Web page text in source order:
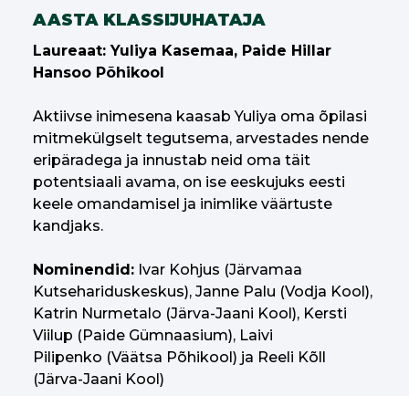
AASTA KLASSIJUHATAJA
Laureaat: Yuliya Kasemaa, Paide Hillar
Hansoo Põhikool
Aktiivse inimesena kaasab Yuliya oma õpilasi
mitmekülgselt tegutsema, arvestades nende
eripäradega ja innustab neid oma täit
potentsiaali avama, on ise eeskujuks eesti
keele omandamisel ja inimlike väärtuste
kandjaks.
Nominendid: Ivar Kohjus (Järvamaa
Kutsehariduskeskus), Janne Palu (Vodja Kool),
Katrin Nurmetalo (Järva-Jaani Kool), Kersti
Viilup (Paide Gümnaasium), Laivi
Pilipenko (Väätsa Põhikool) ja Reeli Kõll
(Järva-Jaani Kool)